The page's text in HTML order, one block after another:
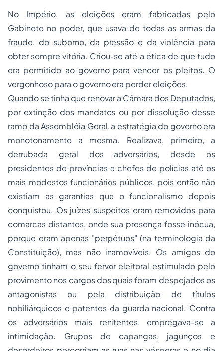
No Império, as eleições eram fabricadas pelo
Gabinete no poder, que usava de todas as armas da
fraude, do suborno, da pressão e da violência para
obter sempre vitória. Criou-se até a ética de que tudo
era permitido ao governo para vencer os pleitos. O
vergonhoso para o governo era perder eleições.
Quando se tinha que renovar a Câmara dos Deputados,
por extinção dos mandatos ou por dissolução desse
ramo da Assembléia Geral, a estratégia do governo era
monotonamente a mesma. Realizava, primeiro, a
derrubada geral dos adversários, desde os
presidentes de províncias e chefes de polícias até os
mais modestos funcionários públicos, pois então não
existiam as garantias que o funcionalismo depois
conquistou. Os juízes suspeitos eram removidos para
comarcas distantes, onde sua presença fosse inócua,
porque eram apenas "perpétuos" (na terminologia da
Constituição), mas não inamovíveis. Os amigos do
governo tinham o seu fervor eleitoral estimulado pelo
provimento nos cargos dos quais foram despejados os
antagonistas ou pela distribuição de títulos
nobiliárquicos e patentes da guarda nacional. Contra
os adversários mais renitentes, empregava-se a
intimidação. Grupos de capangas, jagunços e